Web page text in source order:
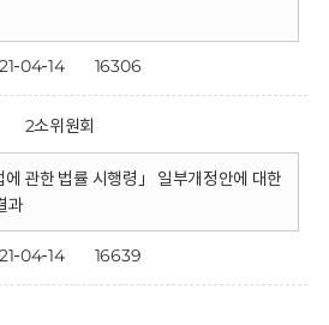
04-14 16306
2소위원회
에 관한 법률 시행령」 일부개정안에 대한
과
04-14 16639